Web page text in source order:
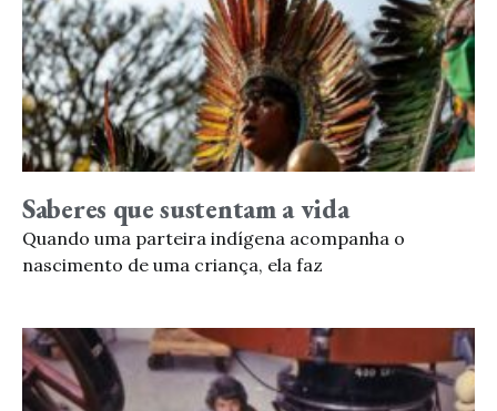
Saberes que sustentam a vida
Quando uma parteira indígena acompanha o
nascimento de uma criança, ela faz